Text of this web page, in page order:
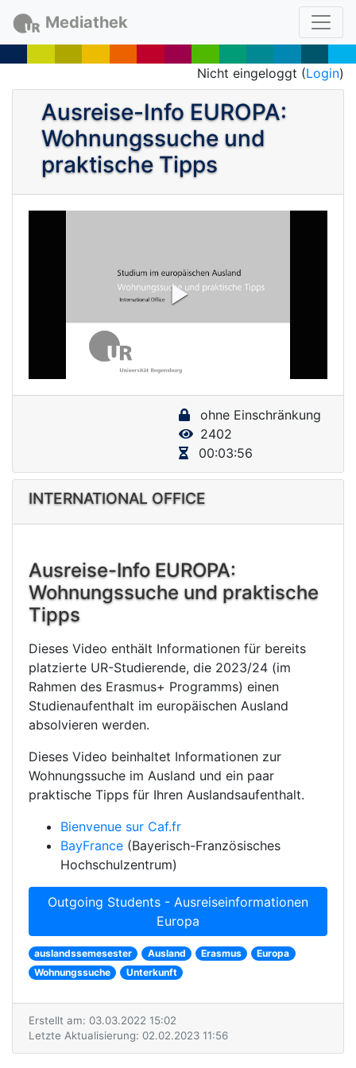
Mediathek
Nicht eingeloggt (Login)
Ausreise-Info EUROPA:
Wohnungssuche und
praktische Tipps
P
V
i
d
e
o
ohne Einschränkung
2402
00:03:56
INTERNATIONAL OFFICE
Ausreise-Info EUROPA:
Wohnungssuche und praktische
Tipps
Dieses Video enthält Informationen für bereits
platzierte UR-Studierende, die 2023/24 (im
Rahmen des Erasmus+ Programms) einen
Studienaufenthalt im europäischen Ausland
absolvieren werden.
Dieses Video beinhaltet Informationen zur
Wohnungssuche im Ausland und ein paar
praktische Tipps für Ihren Auslandsaufenthalt.
Bienvenue sur Caf.fr
BayFrance (Bayerisch-Französisches
Hochschulzentrum)
Outgoing Students - Ausreiseinformationen
Europa
auslandssemesester Ausland Erasmus
Europa
Wohnungssuche
Unterkunft
Erstellt am: 03.03.2022 15:02
Letzte Aktualisierung: 02.02.2023 11:56